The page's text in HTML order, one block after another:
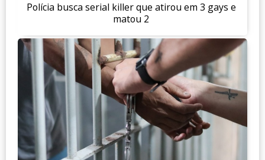
Polícia busca serial killer que atirou em 3 gays e
matou 2